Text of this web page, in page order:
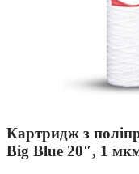
Картридж з
Big Blue 20″, 1